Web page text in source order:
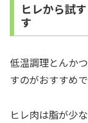
ヒレから試
す
低温調理とんか
すのがおすすめで
ヒレ肉は脂が少